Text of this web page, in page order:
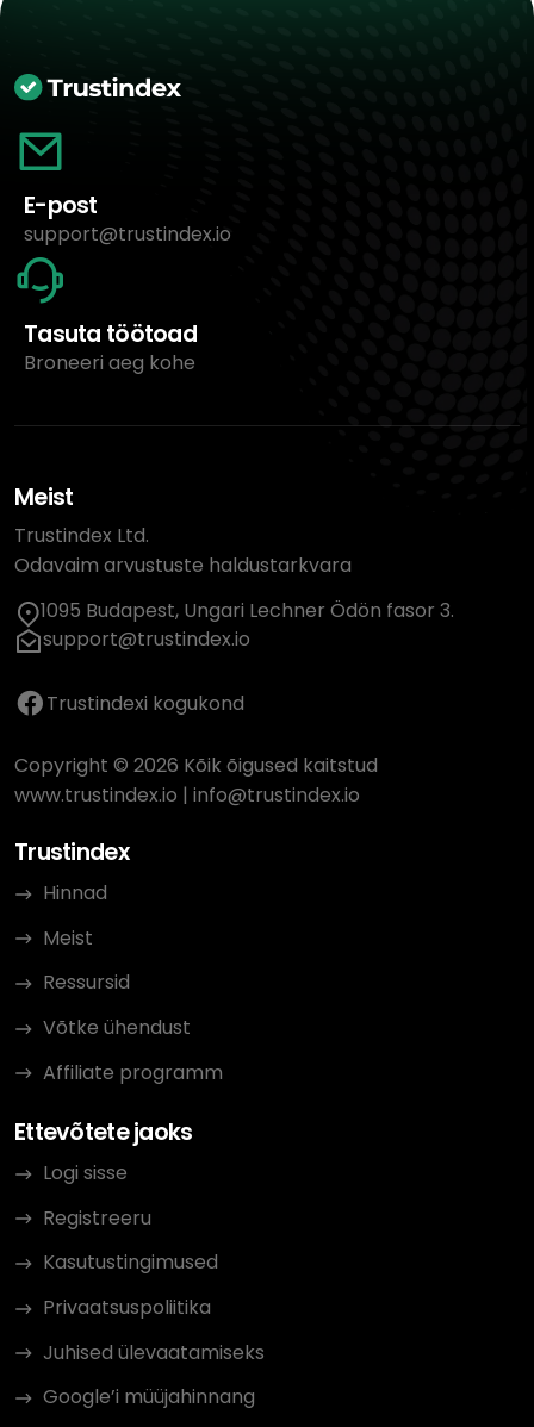
E-post
support@trustindex.io
Tasuta töötoad
Broneeri aeg kohe
Meist
Trustindex Ltd.
Odavaim arvustuste haldustarkvara
1095 Budapest, Ungari Lechner Ödön fasor 3.
support@trustindex.io
Trustindexi kogukond
Copyright © 2026 Kõik õigused kaitstud
www.trustindex.io | info@trustindex.io
Trustindex
Hinnad
Meist
Ressursid
Võtke ühendust
Affiliate programm
Ettevõtete jaoks
Logi sisse
Registreeru
Kasutustingimused
Privaatsuspoliitika
Juhised ülevaatamiseks
Google’i müüjahinnang